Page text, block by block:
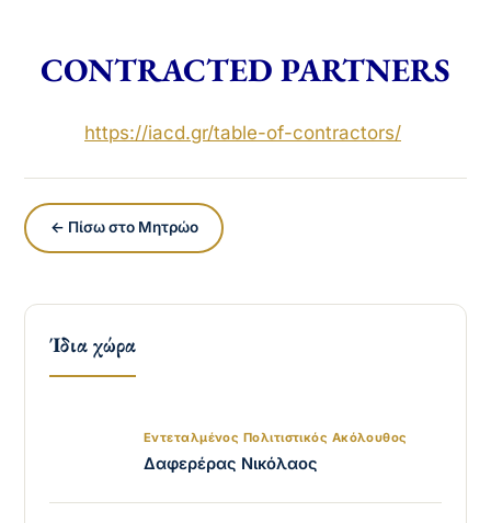
CONTRACTED PARTNERS
https://iacd.gr/table-of-contractors/
← Πίσω στο Μητρώο
Ίδια χώρα
Εντεταλμένος Πολιτιστικός Ακόλουθος
Δαφερέρας Νικόλαος